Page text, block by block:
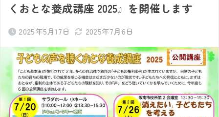
くおとな養成講座 2025』を開催します
2025年5月17日 2025年7月6日